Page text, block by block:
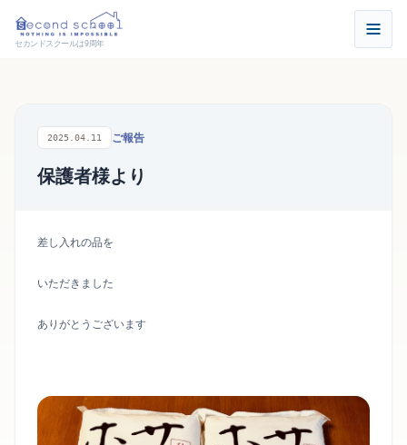
セカンドスクールは9周年
2025.04.11 ご報告
保護者様より
差し入れの品を
いただきました
ありがとうございます